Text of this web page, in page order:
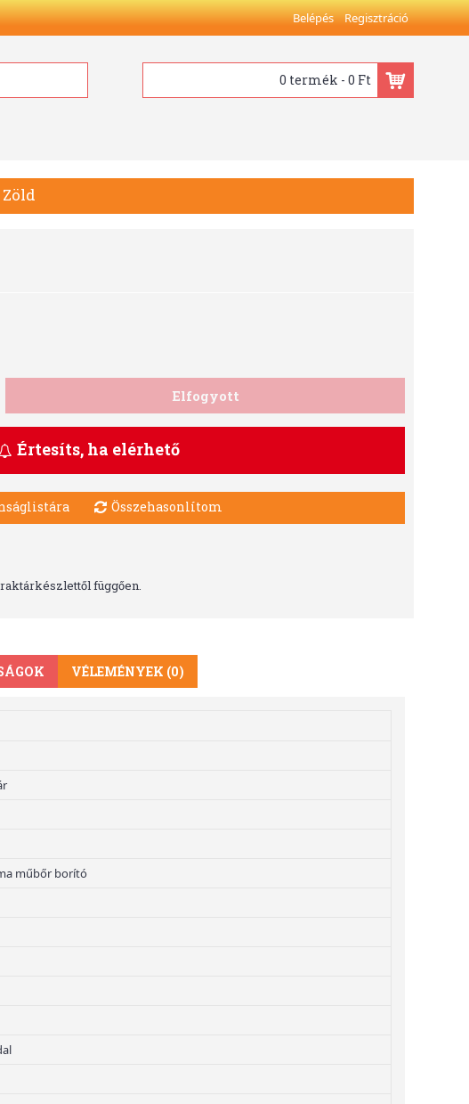
Belépés Regisztráció
0 termék - 0 Ft
Elfogyott
Értesíts, ha elérhető
Összehasonlítom
függően.
VÉLEMÉNYEK (0)
műbőr borító